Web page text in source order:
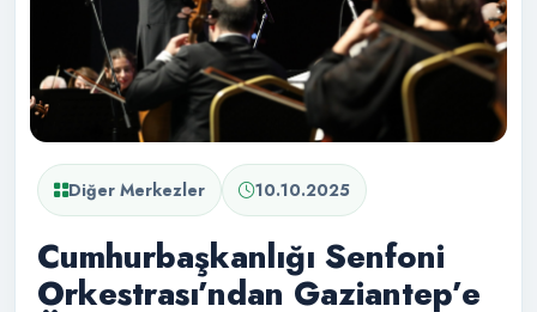
Diğer Merkezler 10.10.2025
Cumhurbaşkanlığı Senfoni
Orkestrası’ndan Gaziantep’e